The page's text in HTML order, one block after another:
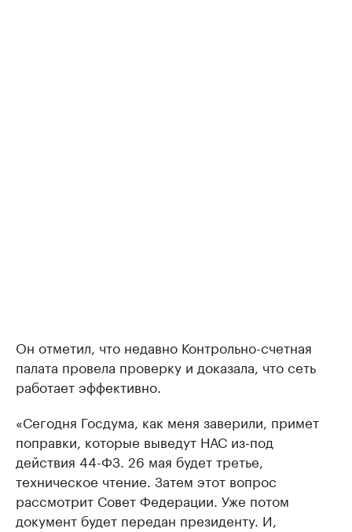
Он отметил, что недавно Контрольно-счетная
палата провела проверку и доказала, что сеть
работает эффективно.
«Сегодня Госдума, как меня заверили, примет
поправки, которые выведут НАС из-под
действия 44-ФЗ. 26 мая будет третье,
техническое чтение. Затем этот вопрос
рассмотрит Совет Федерации. Уже потом
документ будет передан президенту. И,